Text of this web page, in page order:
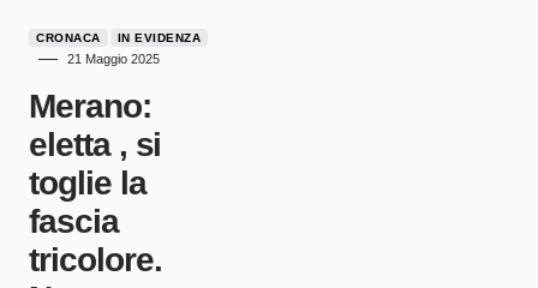
CRONACA IN EVIDENZA
21 Maggio 2025
Merano:
eletta , si
toglie la
fascia
tricolore.